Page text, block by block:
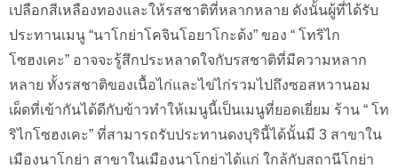
เปลือกสีเหลืองทองและให้รสชาติที่หลากหลาย ดังนั้นผู้ที่ได้รับ
ประทานเมนู “นาโกย่าโคจินโอยาโกะด้ง” ของ “ โทริไก
โซฮงเคะ” อาจจะรู้สึกประหลาดใจกับรสชาติที่มีความหลาก
หลาย ทั้งรสชาติของเนื้อไก่และไข่ไก่รวมไปถึงซอสหวานอม
เผ็ดที่เข้ากันได้ดีกับข้าวทำให้เมนูนี้เป็นเมนูที่ยอดเยี่ยม ร้าน “ โท
ริไกโซฮงเคะ” ที่สามารถรับประทานดงบุรินี้ได้นั้นมี 3 สาขาใน
เมืองนาโกย่า สาขาในเมืองนาโกย่าได้แก่ ใกล้กับสถานีโกย่า